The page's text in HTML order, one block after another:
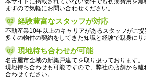
ますので気軽にお問い合わせください。
経験豊富なスタッフが対応
不動産業10年以上のキャリアがあるスタッフがご提
多くの物件の契約をしてきた知識と経験で親身にサ
現地待ち合わせが可能
名古屋市全域の新築戸建てを取り扱っております。
現地待ち合わせも可能ですので、弊社の店舗から
合わせください。